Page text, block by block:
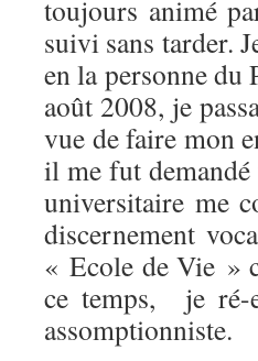
toujours animé
suivi sans tarder.
en la personne du
août 2008, je
vue de faire mon
il me fut demandé
universitaire me
discernement
« Ecole de Vie »
ce temps, je ré-
assomptionniste.